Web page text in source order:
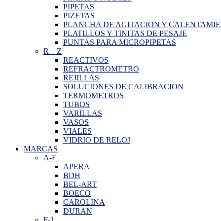
PIPETAS
PIZETAS
PLANCHA DE AGITACION Y
PLATILLOS Y TINITAS DE PESAJE
PUNTAS PARA MICROPIPETAS
R – Z
REACTIVOS
REFRACTROMETRO
REJILLAS
SOLUCIONES DE CALIBRACION
TERMOMETROS
TUBOS
VARILLAS
VASOS
VIALES
VIDRIO DE RELOJ
MARCAS
A-E
APERA
BDH
BEL-ART
BOECO
CAROLINA
DURAN